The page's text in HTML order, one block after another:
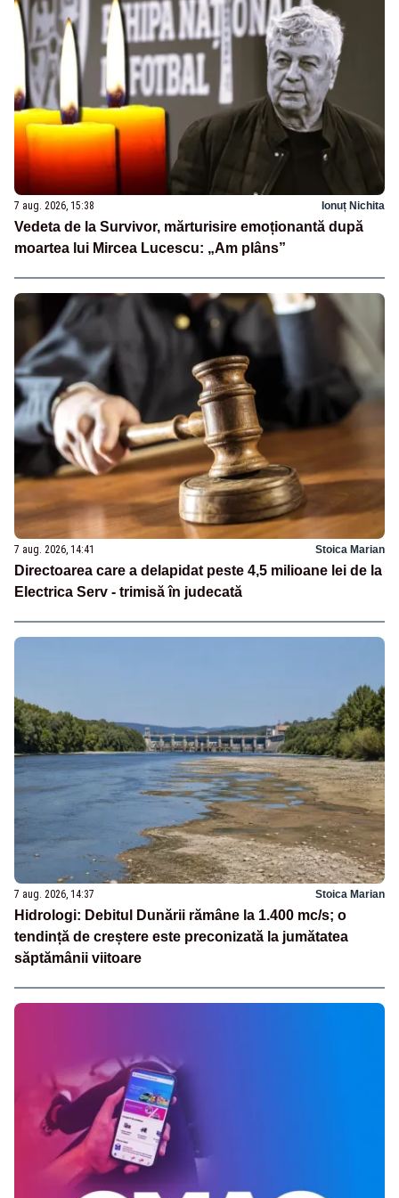
7 aug. 2026, 15:38 Ionuț Nichita
Vedeta de la Survivor, mărturisire emoționantă după
moartea lui Mircea Lucescu: „Am plâns”
7 aug. 2026, 14:41 Stoica Marian
Directoarea care a delapidat peste 4,5 milioane lei de la
Electrica Serv - trimisă în judecată
7 aug. 2026, 14:37 Stoica Marian
Hidrologi: Debitul Dunării rămâne la 1.400 mc/s; o
tendință de creștere este preconizată la jumătatea
săptămânii viitoare